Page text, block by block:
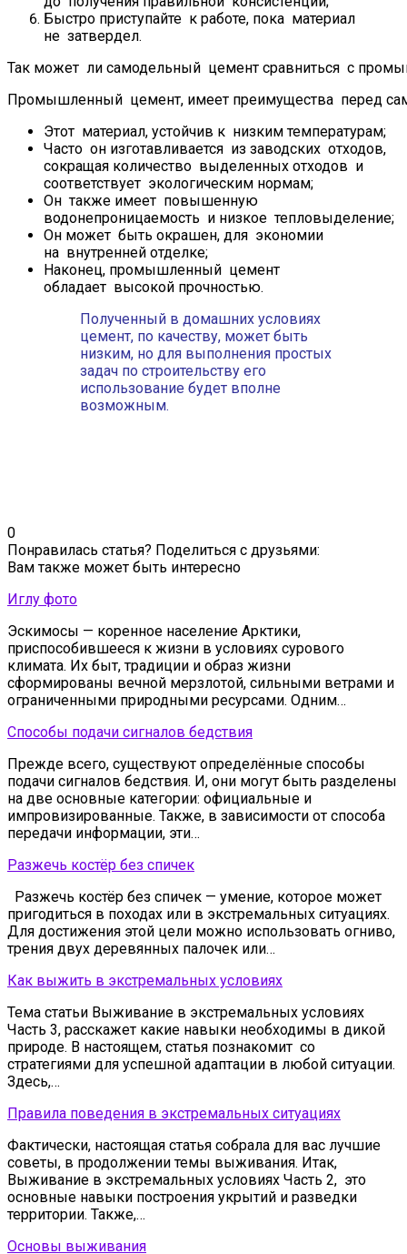
Быстро приступайте к работе, пока материал
не затвердел.
Так может ли самодельный цемент сравниться с
Промышленный цемент, имеет преимущества перед
Этот материал, устойчив к низким температурам;
Часто он изготавливается из заводских отходов,
сокращая количество выделенных отходов и
соответствует экологическим нормам;
Он также имеет повышенную
водонепроницаемость и низкое тепловыделение;
Он может быть окрашен, для экономии
на внутренней отделке;
Наконец, промышленный цемент
обладает высокой прочностью.
Полученный в домашних условиях
цемент, по качеству, может быть
низким, но для выполнения простых
задач по строительству его
использование будет вполне
возможным.
0
Понравилась статья? Поделиться с друзьями:
Вам также может быть интересно
Иглу фото
Эскимосы — коренное население Арктики,
приспособившееся к жизни в условиях сурового
климата. Их быт, традиции и образ жизни
сформированы вечной мерзлотой, сильными ветрами и
ограниченными природными ресурсами. Одним…
Способы подачи сигналов бедствия
Прежде всего, существуют определённые способы
подачи сигналов бедствия. И, они могут быть разделены
на две основные категории: официальные и
импровизированные. Также, в зависимости от способа
передачи информации, эти…
Разжечь костёр без спичек
Разжечь костёр без спичек — умение, которое может
пригодиться в походах или в экстремальных ситуациях.
Для достижения этой цели можно использовать огниво,
трения двух деревянных палочек или…
Как выжить в экстремальных условиях
Тема статьи Выживание в экстремальных условиях
Часть 3, расскажет какие навыки необходимы в дикой
природе. В настоящем, статья познакомит со
стратегиями для успешной адаптации в любой ситуации.
Здесь,…
Правила поведения в экстремальных ситуациях
Фактически, настоящая статья собрала для вас лучшие
советы, в продолжении темы выживания. Итак,
Выживание в экстремальных условиях Часть 2, это
основные навыки построения укрытий и разведки
территории. Также,…
Основы выживания